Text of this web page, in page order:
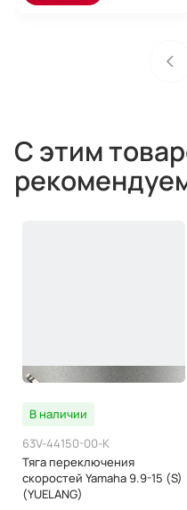
С этим
В наличии
63V-44150-00-K
Тяга переключения
скоростей Yamaha 9.9-15 (S)
(YUELANG)